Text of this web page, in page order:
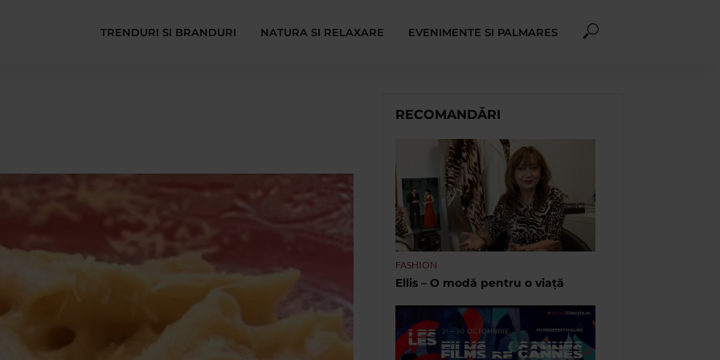
TRENDURI SI BRANDURI NATURA SI RELAXARE EVENIMENTE SI PALMARES
RECOMANDĂRI
FASHION
Ellis – O modă pentru o viață